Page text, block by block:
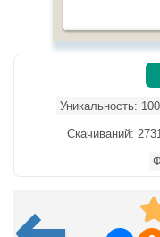
Уникальность:
Скачиваний: